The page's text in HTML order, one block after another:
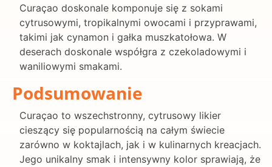
Curaçao doskonale komponuje się z sokami
cytrusowymi, tropikalnymi owocami i przyprawami,
takimi jak cynamon i gałka muszkatołowa. W
deserach doskonale współgra z czekoladowymi i
waniliowymi smakami.
Podsumowanie
Curaçao to wszechstronny, cytrusowy likier
cieszący się popularnością na całym świecie
zarówno w koktajlach, jak i w kulinarnych kreacjach.
Jego unikalny smak i intensywny kolor sprawiają, że